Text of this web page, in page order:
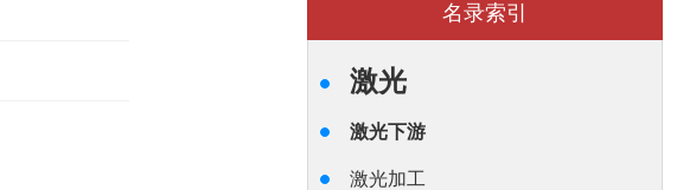
名录索引
激光
激光下游
激光加工